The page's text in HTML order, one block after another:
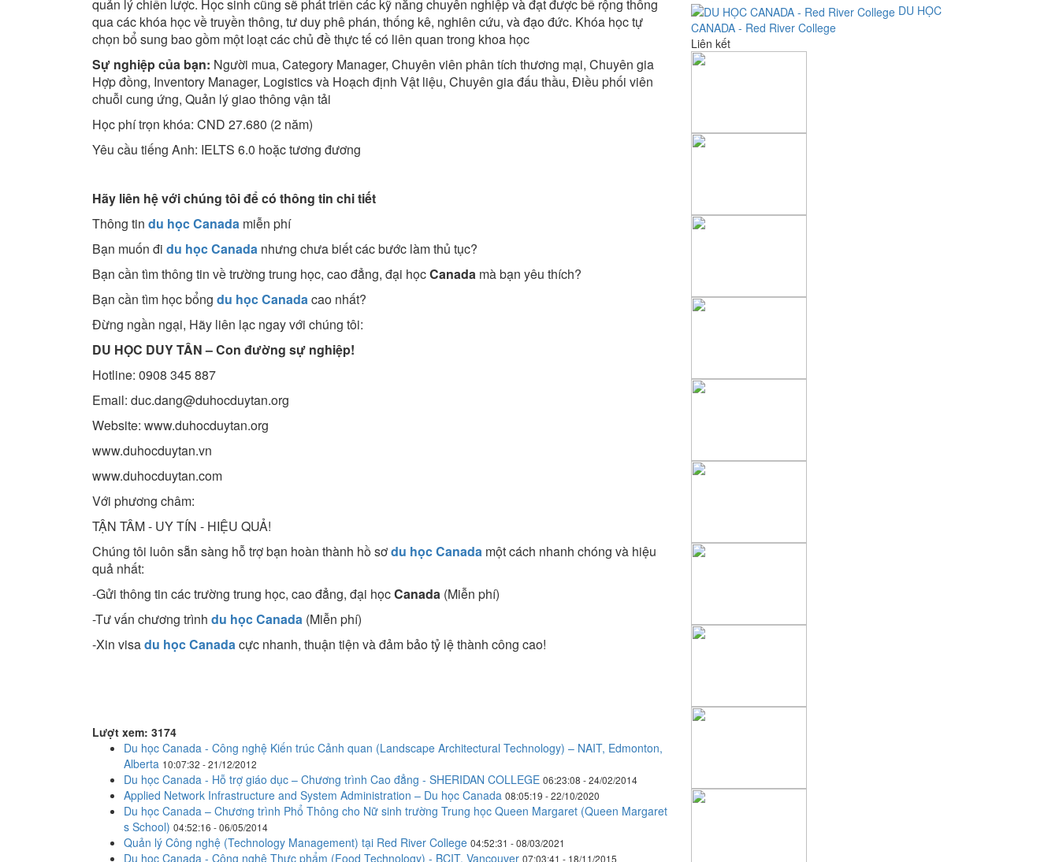
quản lý chiến lược. Học sinh cũng sẽ phát triển các kỹ năng chuyên nghiệp và đạt được bề rộng thông
qua các khóa học về truyền thông, tư duy phê phán, thống kê, nghiên cứu, và đạo đức. Khóa học tự
chọn bổ sung bao gồm một loạt các chủ đề thực tế có liên quan trong khoa học
Sự nghiệp của bạn: Người mua, Category Manager, Chuyên viên phân tích thương mại, Chuyên gia
Hợp đồng, Inventory Manager, Logistics và Hoạch định Vật liệu, Chuyên gia đấu thầu, Điều phối viên
chuỗi cung ứng, Quản lý giao thông vận tải
Học phí trọn khóa: CND 27.680 (2 năm)
Yêu cầu tiếng Anh: IELTS 6.0 hoặc tương đương
Hãy liên hệ với chúng tôi để có thông tin chi tiết
Thông tin du học Canada miễn phí
Bạn muốn đi du học Canada nhưng chưa biết các bước làm thủ tục?
Bạn cần tìm thông tin về trường trung học, cao đẳng, đại họcCanada mà bạn yêu thích?
Bạn cần tìm học bổng du học Canadacao nhất?
Đừng ngần ngại, Hãy liên lạc ngay với chúng tôi:
DU HỌC DUY TÂN – Con đường sự nghiệp!
Hotline: 0908 345 887
Email: duc.dang@duhocduytan.org
Website: www.duhocduytan.org
www.duhocduytan.vn
www.duhocduytan.com
Với phương châm:
TẬN TÂM - UY TÍN - HIỆU QUẢ!
Chúng tôi luôn sẵn sàng hỗ trợ bạn hoàn thành hồ sơdu học Canada một cách nhanh chóng và hiệu
quả nhất:
-Gửi thông tin các trường trung học, cao đẳng, đại họcCanada (Miễn phí)
-Tư vấn chương trình du học Canada (Miễn phí)
-Xin visadu học Canadacực nhanh, thuận tiện và đảm bảo tỷ lệ thành công cao!
Lượt xem: 3174
Du học Canada - Công nghệ Kiến trúc Cảnh quan (Landscape Architectural Technology) – NAIT, Edmonton,
Alberta 10:07:32 - 21/12/2012
Du học Canada - Hỗ trợ giáo dục – Chương trình Cao đẳng - SHERIDAN COLLEGE 06:23:08 - 24/02/2014
Applied Network Infrastructure and System Administration – Du học Canada 08:05:19 - 22/10/2020
Du học Canada – Chương trình Phổ Thông cho Nữ sinh trường Trung học Queen Margaret (Queen Margaret
s School) 04:52:16 - 06/05/2014
Quản lý Công nghệ (Technology Management) tại Red River College 04:52:31 - 08/03/2021
Du học Canada - Công nghệ Thực phẩm (Food Technology) - BCIT, Vancouver 07:03:41 - 18/11/2015
DU HỌC
CANADA - Red River College
Liên kết